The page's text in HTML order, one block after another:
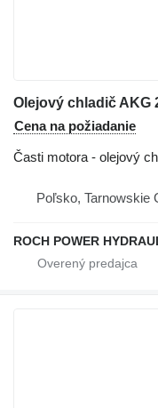
Cena na požiadanie
Časti motora - olejový
Poľsko, Tarnowskie
ROCH POWER